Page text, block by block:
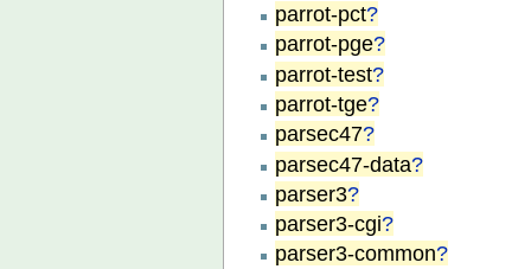
parrot-pct?
parrot-pge?
parrot-test?
parrot-tge?
parsec47?
parsec47-data?
parser3?
parser3-cgi?
parser3-common?